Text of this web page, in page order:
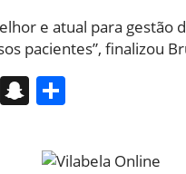
e atual para gestão
pacientes”, finalizou
Telegram
Snapchat